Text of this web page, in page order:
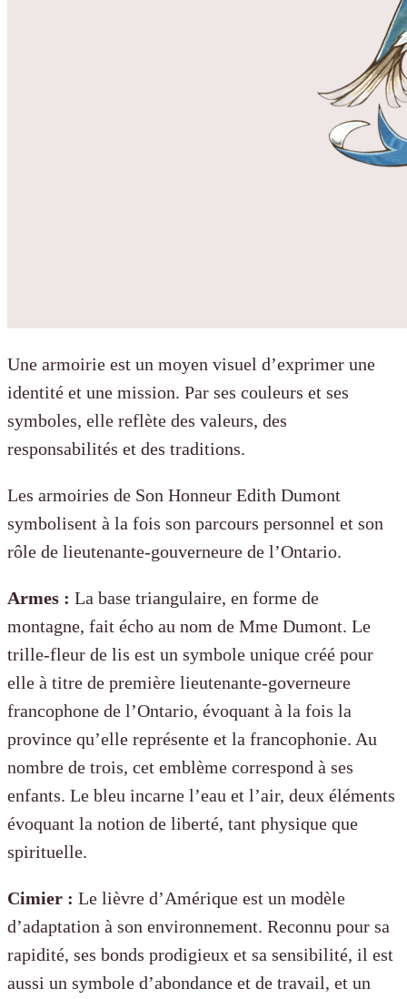
Une armoirie est un moyen visuel d’exprimer une
identité et une mission. Par ses couleurs et ses
symboles, elle reflète des valeurs, des
responsabilités et des traditions.
Les armoiries de Son Honneur Edith Dumont
symbolisent à la fois son parcours personnel et son
rôle de lieutenante-gouverneure de l’Ontario.
Armes : La base triangulaire, en forme de
montagne, fait écho au nom de Mme Dumont. Le
trille-fleur de lis est un symbole unique créé pour
elle à titre de première lieutenante-governeure
francophone de l’Ontario, évoquant à la fois la
province qu’elle représente et la francophonie. Au
nombre de trois, cet emblème correspond à ses
enfants. Le bleu incarne l’eau et l’air, deux éléments
évoquant la notion de liberté, tant physique que
spirituelle.
Cimier : Le lièvre d’Amérique est un modèle
d’adaptation à son environnement. Reconnu pour sa
rapidité, ses bonds prodigieux et sa sensibilité, il est
aussi un symbole d’abondance et de travail, et un